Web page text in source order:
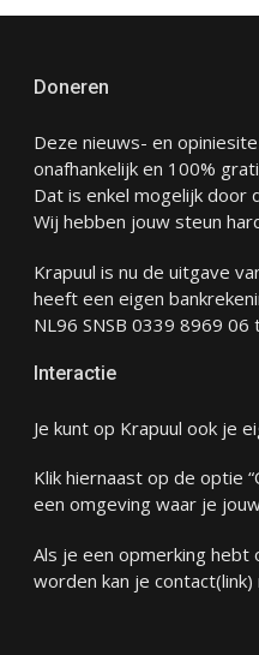
Doneren
Deze nieuws- en
onafhankelijk en 100%
Dat is enkel mogelijk door
Wij hebben jouw steun
Krapuul is nu de uitgave
heeft een eigen
NL96 SNSB 0339 8969 06
Interactie
Je kunt op Krapuul ook je
Klik hiernaast op de optie
een omgeving waar je
Als je een opmerking
worden kan je contact